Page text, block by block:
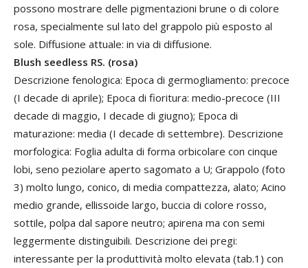
possono mostrare delle pigmentazioni brune o di colore
rosa, specialmente sul lato del grappolo più esposto al
sole. Diffusione attuale: in via di diffusione.
Blush seedless RS. (rosa)
Descrizione fenologica: Epoca di germogliamento: precoce
(I decade di aprile); Epoca di fioritura: medio-precoce (III
decade di maggio, I decade di giugno); Epoca di
maturazione: media (I decade di settembre). Descrizione
morfologica: Foglia adulta di forma orbicolare con cinque
lobi, seno peziolare aperto sagomato a U; Grappolo (foto
3) molto lungo, conico, di media compattezza, alato; Acino
medio grande, ellissoide largo, buccia di colore rosso,
sottile, polpa dal sapore neutro; apirena ma con semi
leggermente distinguibili. Descrizione dei pregi:
interessante per la produttività molto elevata (tab.1) con